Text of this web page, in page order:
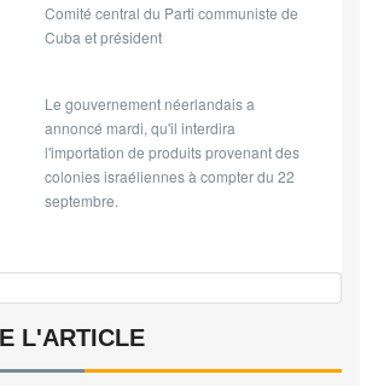
Comité central du Parti communiste de
Cuba et président
Le gouvernement néerlandais a
annoncé mardi, qu'il interdira
l'importation de produits provenant des
colonies israéliennes à compter du 22
septembre.
L'ARTICLE